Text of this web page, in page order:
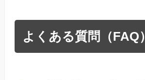
よくある質問（FAQ）